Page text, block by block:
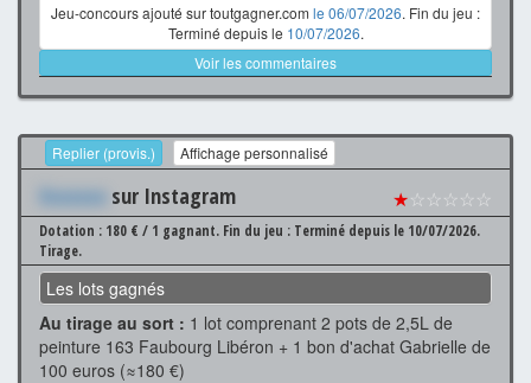
Jeu-concours ajouté sur toutgagner.com le 06/07/2026. Fin du jeu :
Terminé depuis le 10/07/2026.
Voir les commentaires
Replier (provis.) Affichage personnalisé
Xxxxxxx sur Instagram ★☆☆☆☆☆
Dotation : 180 € / 1 gagnant. Fin du jeu : Terminé depuis le 10/07/2026.
Tirage.
Les lots gagnés
Au tirage au sort : 1 lot comprenant 2 pots de 2,5L de
peinture 163 Faubourg Libéron + 1 bon d'achat Gabrielle de
100 euros (≈180 €)